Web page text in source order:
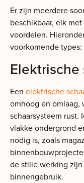
Er zijn meerdere
beschikbaar, elk
voordelen.
voorkomende types:
Een elektrische
omhoog en omlaag,
schaarsysteem rust.
vlakke ondergrond
nodig is, zoals
de stille werking
binnengebruik.